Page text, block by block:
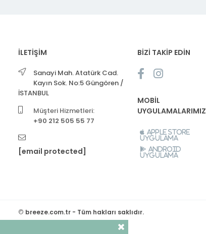
İLETİŞİM
Sanayi Mah. Atatürk Cad.
Kayın Sok. No:5 Güngören /
İSTANBUL
Müşteri Hizmetleri:
+90 212 505 55 77
[email protected]
BİZİ TAKİP EDİN
MOBİL
UYGULAMALARIMIZ
Apple Store
Uygulama
Android
Uygulama
© breeze.com.tr - Tüm hakları saklıdır.